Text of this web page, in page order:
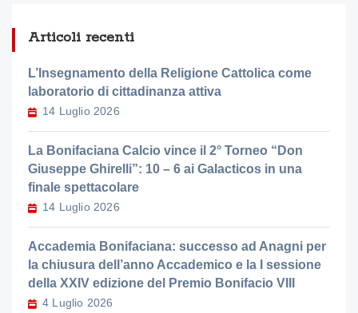
Articoli recenti
L’Insegnamento della Religione Cattolica come
laboratorio di cittadinanza attiva
14 Luglio 2026
La Bonifaciana Calcio vince il 2° Torneo “Don
Giuseppe Ghirelli”: 10 – 6 ai Galacticos in una
finale spettacolare
14 Luglio 2026
Accademia Bonifaciana: successo ad Anagni per
la chiusura dell’anno Accademico e la I sessione
della XXIV edizione del Premio Bonifacio VIII
4 Luglio 2026